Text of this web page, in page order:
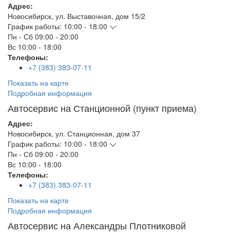
Адрес:
Новосибирск, ул. Выставочная, дом 15/2
График работы: 10:00 - 18:00
Пн - Сб 09:00 - 20:00
Вс 10:00 - 18:00
Телефоны:
+7 (383) 383-07-11
Показать на карте
Подробная информация
Автосервис на Станционной (пункт приема)
Адрес:
Новосибирск, ул. Станционная, дом 37
График работы: 10:00 - 18:00
Пн - Сб 09:00 - 20:00
Вс 10:00 - 18:00
Телефоны:
+7 (383) 383-07-11
Показать на карте
Подробная информация
Автосервис на Александры Плотниковой